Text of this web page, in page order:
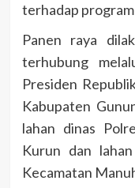
terhadap
Panen raya
terhubung
Presiden
Kabupaten
lahan dinas
Kurun dan
Kecamatan